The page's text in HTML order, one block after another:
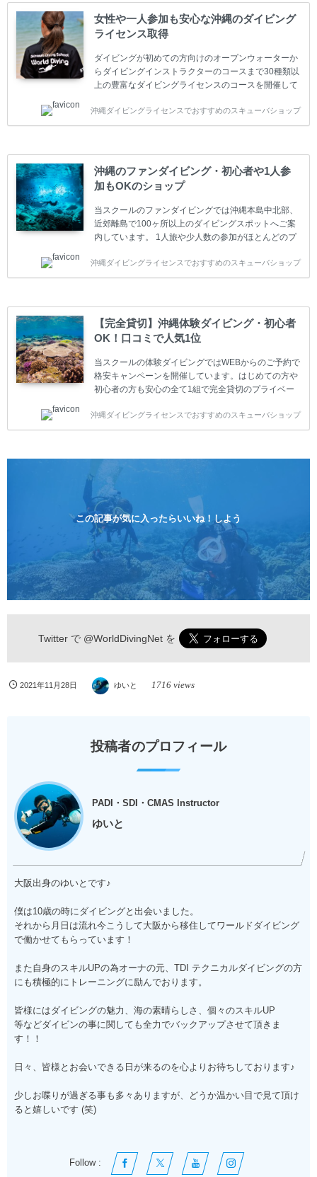
女性や一人参加も安心な沖縄のダイビング
ライセンス取得
ダイビングが初めての方向けのオープンウォーターか
らダイビングインストラクターのコースまで30種類以
上の豊富なダイビングライセンスのコースを開催して
(TEC)のコースもご用意しています。 当スクールを受
講するお客様は一人参加などの少人数のご参加が最も
スクールです。各種ダイビングライセンス取得コース
は年間を通じてキャンペーンを行っています。 ベーシ
ックダイバー(Cカード) 1日間+eラーニング 最安値キ
ャンペーン ￥22800(税込) ￥16800(税込) 器材 / 送
迎 / 保険 / 全て込み ダイビング...
沖縄ダイビングライセンスでおすすめのスキューバショップ
沖縄のファンダイビング・初心者や1人参
加もOKのショップ
当スクールのファンダイビングでは沖縄本島中北部、
近郊離島で100ヶ所以上のダイビングスポットへご案
内しています。 1人旅や少人数の参加がほとんどのプ
の方も安心して楽しめるようにリフレッシュダイビン
グコースもご用意しています。お1人様も初心者の方
イセンスを取得したお客様、ファンダイビングのリピ
ーター様はファンダイビングの全てのコース費が
10%OFF、フル器材レンタルが50%OFFになります。
沖縄本島周辺ビーチ・ファンダイビング ￥13800(税
込)【 2ビーチ 】 ウエイト / タンク / 送迎...
沖縄ダイビングライセンスでおすすめのスキューバショップ
【完全貸切】沖縄体験ダイビング・初心者
OK！口コミで人気1位
当スクールの体験ダイビングではWEBからのご予約で
格安キャンペーンを開催しています。はじめての方や
初心者の方も安心の全て1組で完全貸切のプライベー
1人様から気軽にご参加ください。 全てのコースで高
画質の記念撮影&水中撮影付きです。初心者の方やダ
す。 沖縄本島周辺ビーチ・体験ダイビング 格安キャ
険 / 全て込み ダイビングがはじめての方や初心者でも
気軽に体験できる半日のコース。沖縄本島のビーチか
らのんびりダイビングを楽しめます...
沖縄ダイビングライセンスでおすすめのスキューバショップ
この記事が気に入ったらいいね！しよう
Twitter で @WorldDivingNetを
2021年11月28日 ゆいと 1716 views
投稿者のプロフィール
PADI・SDI・CMAS Instructor
ゆいと
大阪出身のゆいとです♪
僕は10歳の時にダイビングと出会いました。
それから月日は流れ今こうして大阪から移住してワールドダイビング
で働かせてもらっています！
また自身のスキルUPの為オーナの元、TDI テクニカルダイビングの方
にも積極的にトレーニングに励んでおります。
皆様にはダイビングの魅力、海の素晴らしさ、個々のスキルUP
等などダイビンの事に関しても全力でバックアップさせて頂きま
す！！
日々、皆様とお会いできる日が来るのを心よりお待ちしております♪
少しお喋りが過ぎる事も多々ありますが、どうか温かい目で見て頂け
ると嬉しいです (笑)
Follow :